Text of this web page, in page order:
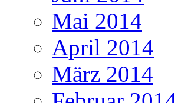
Mai 2014
April 2014
März 2014